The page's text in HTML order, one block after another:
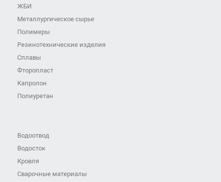
ЖБИ
Металлургическое сырье
Полимеры
Резинотехнические изделия
Сплавы
Фторопласт
Капролон
Полиуретан
Водоотвод
Водосток
Кровля
Сварочные материалы